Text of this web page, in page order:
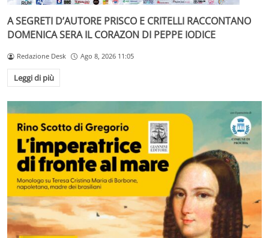
A SEGRETI D’AUTORE PRISCO E CRITELLI RACCONTANO
DOMENICA SERA IL CORAZON DI PEPPE IODICE
Redazione Desk Ago 8, 2026 11:05
Leggi di più